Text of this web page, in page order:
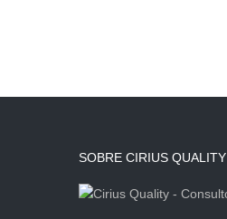
SOBRE CIRIUS QUALITY